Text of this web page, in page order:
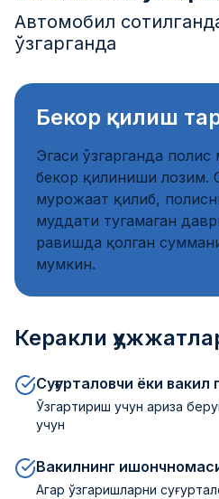
Автомобил
ўзгарганда
Бекор қилиш
Эгаси ўзгарганда
бекор қилиниши лозим.
мурожаат қилиб,
муддати тугамаган
равишда қолган
мумкин.
Керакли
Суғурталовчи ёки вакил
Ўзгартириш учун ариза
учун
Вакилнинг
Агар ўзгаришларни